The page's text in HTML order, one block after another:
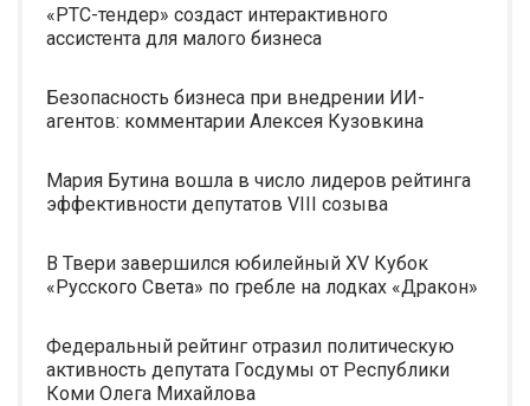
«РТС-тендер» создаст интерактивного
ассистента для малого бизнеса
Безопасность бизнеса при внедрении ИИ-
агентов: комментарии Алексея Кузовкина
Мария Бутина вошла в число лидеров рейтинга
эффективности депутатов VIII созыва
В Твери завершился юбилейный XV Кубок
«Русского Света» по гребле на лодках «Дракон»
Федеральный рейтинг отразил политическую
активность депутата Госдумы от Республики
Коми Олега Михайлова